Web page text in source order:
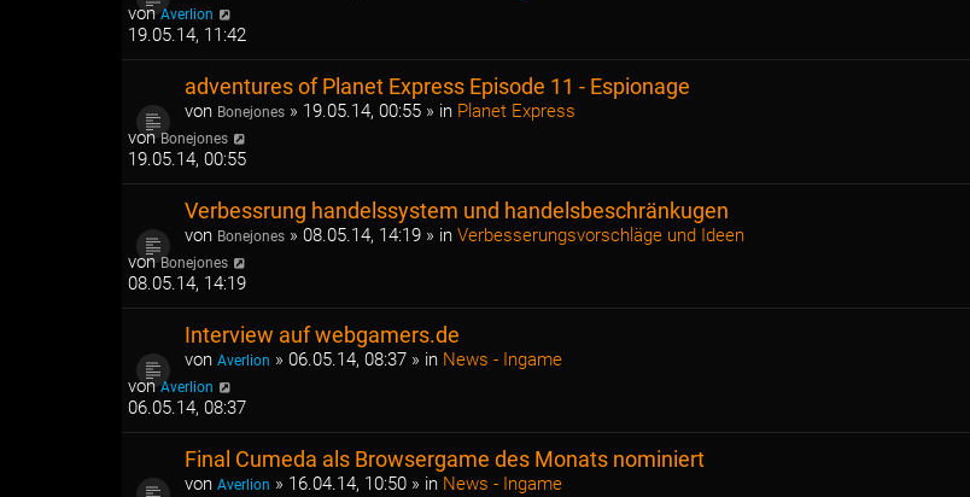
vonAverlion
19.05.14, 11:42
adventures of Planet Express Episode 11 - Espionage
von Bonejones » 19.05.14, 00:55 » in Planet Express
vonBonejones
19.05.14, 00:55
Verbessrung handelssystem und handelsbeschränkugen
von Bonejones » 08.05.14, 14:19 » in Verbesserungsvorschläge und Ideen
vonBonejones
08.05.14, 14:19
Interview auf webgamers.de
von Averlion » 06.05.14, 08:37 » in News - Ingame
vonAverlion
06.05.14, 08:37
Final Cumeda als Browsergame des Monats nominiert
von Averlion » 16.04.14, 10:50 » in News - Ingame